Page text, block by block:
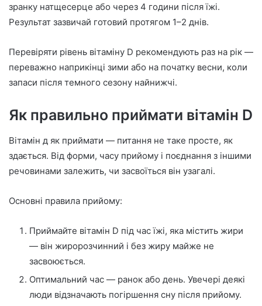
зранку натщесерце або через 4 години після їжі.
Результат зазвичай готовий протягом 1–2 днів.
Перевіряти рівень вітаміну D рекомендують раз на рік —
переважно наприкінці зими або на початку весни, коли
запаси після темного сезону найнижчі.
Як правильно приймати вітамін D
Вітамін д як приймати — питання не таке просте, як
здається. Від форми, часу прийому і поєднання з іншими
речовинами залежить, чи засвоїться він узагалі.
Основні правила прийому:
Приймайте вітамін D під час їжі, яка містить жири
— він жиророзчинний і без жиру майже не
засвоюється.
Оптимальний час — ранок або день. Увечері деякі
люди відзначають погіршення сну після прийому.